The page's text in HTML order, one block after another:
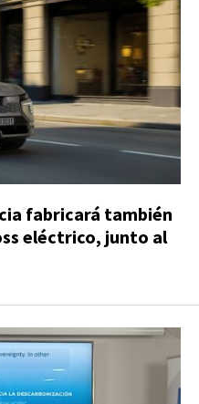
fabricará también
eléctrico, junto al